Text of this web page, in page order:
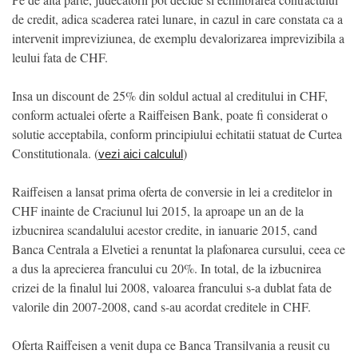
de credit, adica scaderea ratei lunare, in cazul in care constata ca a
intervenit impreviziunea, de exemplu devalorizarea imprevizibila a
leului fata de CHF.
Insa un discount de 25% din soldul actual al creditului in CHF,
conform actualei oferte a Raiffeisen Bank, poate fi considerat o
solutie acceptabila, conform principiului echitatii statuat de Curtea
Constitutionala. (vezi aici calculul)
Raiffeisen a lansat prima oferta de conversie in lei a creditelor in
CHF inainte de Craciunul lui 2015, la aproape un an de la
izbucnirea scandalului acestor credite, in ianuarie 2015, cand
Banca Centrala a Elvetiei a renuntat la plafonarea cursului, ceea ce
a dus la aprecierea francului cu 20%. In total, de la izbucnirea
crizei de la finalul lui 2008, valoarea francului s-a dublat fata de
valorile din 2007-2008, cand s-au acordat creditele in CHF.
Oferta Raiffeisen a venit dupa ce Banca Transilvania a reusit cu